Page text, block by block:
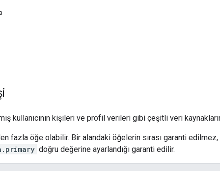
kullanıcının kişileri ve profil verileri gibi çeşitli veri
fazla öğe olabilir. Bir alandaki öğelerin sırası garanti
doğru değerine ayarlandığı garanti edilir.